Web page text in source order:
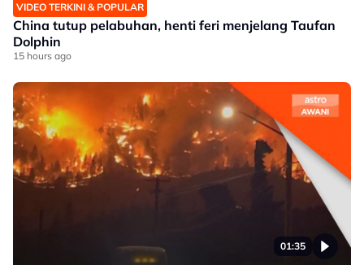
VIDEO TERKINI & POPULAR
China tutup pelabuhan, henti feri menjelang Taufan
Dolphin
15 hours ago
01:35